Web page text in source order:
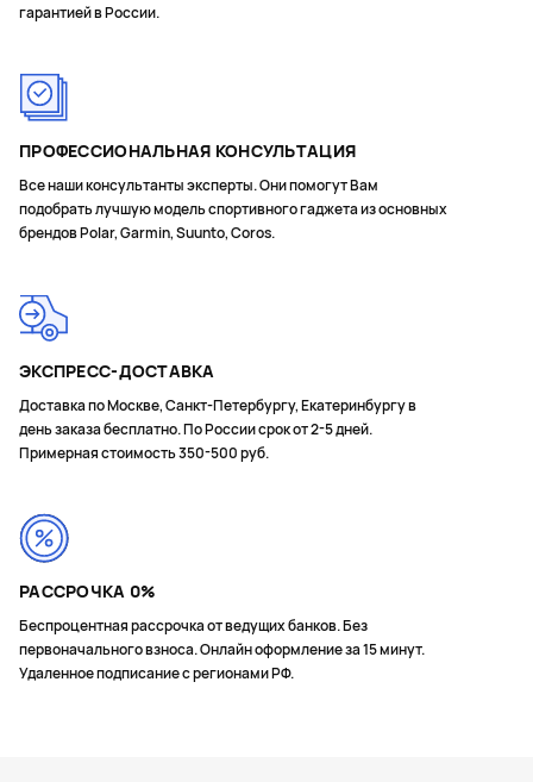
гарантией в России.
ПРОФЕССИОНАЛЬНАЯ КОНСУЛЬТАЦИЯ
Все наши консультанты эксперты. Они помогут Вам
подобрать лучшую модель спортивного гаджета из основных
брендов Polar, Garmin, Suunto, Coros.
ЭКСПРЕСС-ДОСТАВКА
Доставка по Москве, Санкт-Петербургу, Екатеринбургу в
день заказа бесплатно. По России срок от 2-5 дней.
Примерная стоимость 350-500 руб.
РАССРОЧКА 0%
Беспроцентная рассрочка от ведущих банков. Без
первоначального взноса. Онлайн оформление за 15 минут.
Удаленное подписание с регионами РФ.